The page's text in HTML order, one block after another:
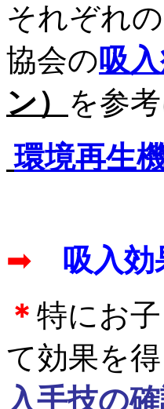
それぞれ
協会の吸
ン） を参
環境再生
➡
吸入
＊ 特にお
て効果を
入手技の